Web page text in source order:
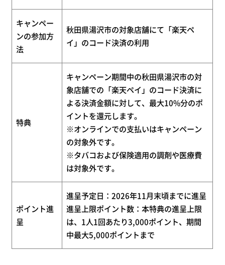
キャンペー
ンの参加方
法
秋田県湯沢市の対象店舗にて「楽天ペ
イ」のコード決済の利用
特典
キャンペーン期間中の秋田県湯沢市の対
象店舗での「楽天ペイ」のコード決済に
よる決済金額に対して、最大10%分のポ
イントを還元します。
※オンラインでの支払いはキャンペーン
の対象外です。
※タバコおよび保険適用の調剤や医療費
は対象外です。
ポイント進
呈
進呈予定日：2026年11月末頃までに進呈
進呈上限ポイント数：本特典の進呈上限
は、1人1回あたり3,000ポイント、期間
中最大5,000ポイントまで